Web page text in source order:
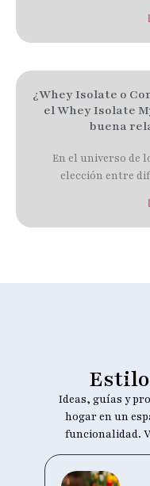
¿Whey Isolate o
el Whey Isolate
buena
En el universo de
elección entre
Ideas, guías y
hogar en un
funcionalidad.